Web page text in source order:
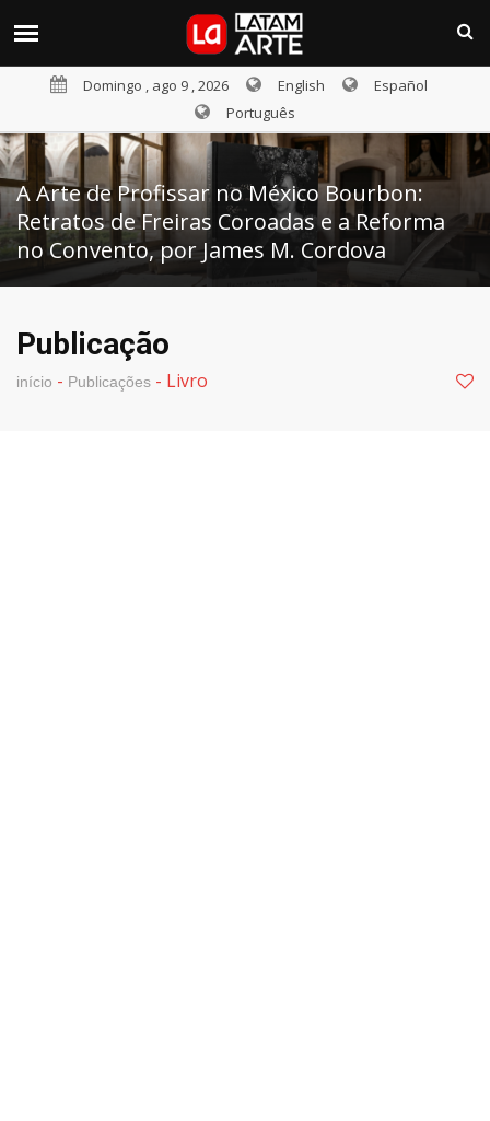
Domingo , ago 9 , 2026 English
Español
Português
A Arte de Profissar no México Bourbon:
Retratos de Freiras Coroadas e a Reforma
no Convento, por James M. Cordova
Publicação
início - Publicações - Livro